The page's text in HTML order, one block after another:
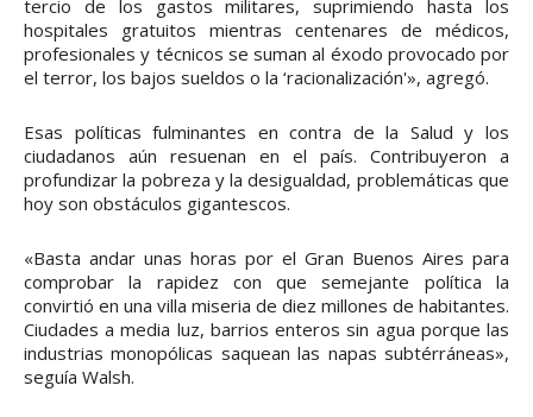
tercio de los gastos militares, suprimiendo hasta los
hospitales gratuitos mientras centenares de médicos,
profesionales y técnicos se suman al éxodo provocado por
el terror, los bajos sueldos o la ‘racionalización'», agregó.
Esas políticas fulminantes en contra de la Salud y los
ciudadanos aún resuenan en el país. Contribuyeron a
profundizar la pobreza y la desigualdad, problemáticas que
hoy son obstáculos gigantescos.
«Basta andar unas horas por el Gran Buenos Aires para
comprobar la rapidez con que semejante política la
convirtió en una villa miseria de diez millones de habitantes.
Ciudades a media luz, barrios enteros sin agua porque las
industrias monopólicas saquean las napas subtérráneas»,
seguía Walsh.